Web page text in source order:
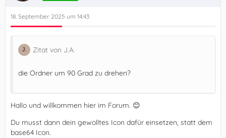
18. September 2025 um 14:43
Zitat von J.A.
die Ordner um 90 Grad zu drehen?
Hallo und willkommen hier im Forum. 😊
Du musst dann dein gewolltes Icon dafür einsetzen, statt dem
base64 Icon.